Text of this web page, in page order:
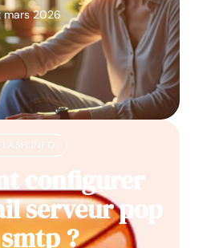
mars 2026
INFO
configurer
serveur pop
?